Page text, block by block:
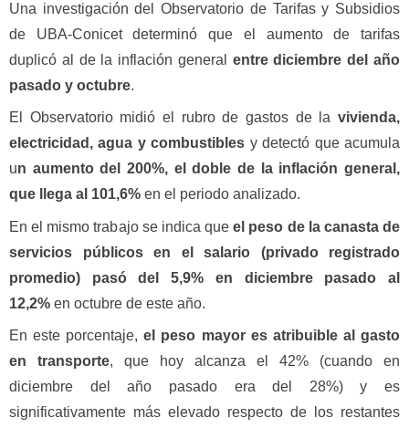
Una investigación del Observatorio de Tarifas y Subsidios
de UBA-Conicet determinó que el aumento de tarifas
duplicó al de la inflación general entre diciembre del año
pasado y octubre.
El Observatorio midió el rubro de gastos de la vivienda,
electricidad, agua y combustibles y detectó que acumula
un aumento del 200%, el doble de la inflación general,
que llega al 101,6% en el periodo analizado.
En el mismo trabajo se indica queel peso de la canasta de
servicios públicos en el salario (privado registrado
promedio) pasó del 5,9% en diciembre pasado al
12,2% en octubre de este año.
En este porcentaje,el peso mayor es atribuible al gasto
en transporte, que hoy alcanza el 42% (cuando en
diciembre del año pasado era del 28%) y es
significativamente más elevado respecto de los restantes